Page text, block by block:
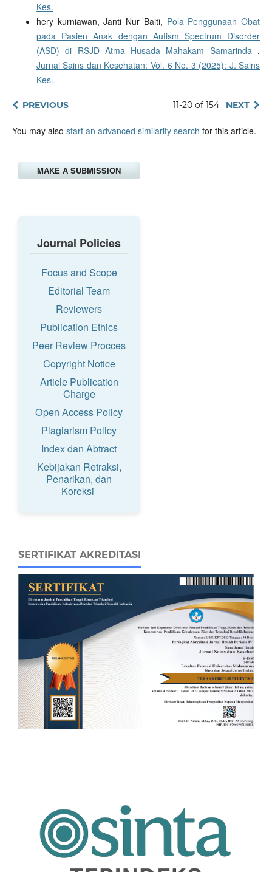
Kes.
hery kurniawan, Janti Nur Baiti, Pola Penggunaan Obat
pada Pasien Anak dengan Autism Spectrum Disorder
(ASD) di RSJD Atma Husada Mahakam Samarinda ,
Jurnal Sains dan Kesehatan: Vol. 6 No. 3 (2025): J. Sains
Kes.
PREVIOUS 11-20 of 154 NEXT
You may also start an advanced similarity search for this article.
MAKE A SUBMISSION
Journal Policies
Focus and Scope
Editorial Team
Reviewers
Publication Ethics
Peer Review Procces
Copyright Notice
Article Publication
Charge
Open Access Policy
Plagiarism Policy
Index dan Abtract
Kebijakan Retraksi,
Penarikan, dan
Koreksi
SERTIFIKAT AKREDITASI